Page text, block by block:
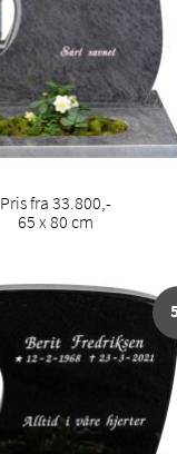
Pris fra 33.800,-
65 x 80 cm